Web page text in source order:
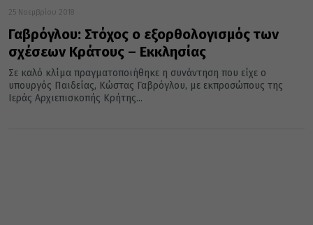
25 Νοεμβρίου 2018
Γαβρόγλου: Στόχος ο εξορθολογισμός των
σχέσεων Κράτους – Εκκλησίας
Σε καλό κλίμα πραγματοποιήθηκε η συνάντηση που είχε ο
υπουργός Παιδείας, Κώστας Γαβρόγλου, με εκπροσώπους της
Ιεράς Αρχιεπισκοπής Κρήτης...